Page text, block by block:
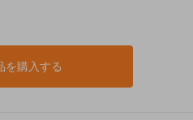
を購入する